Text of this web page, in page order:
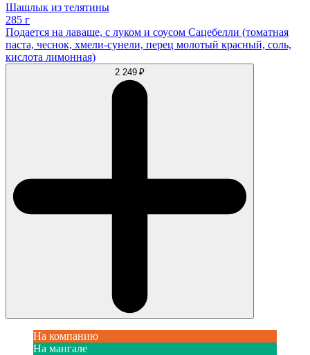
Шашлык из телятины
285 г
Подается на лаваше, с луком и соусом Сацебелли (томатная
паста, чеснок, хмели-сунели, перец молотый красный, соль,
кислота лимонная)
2 249 ₽
На компанию
На мангале